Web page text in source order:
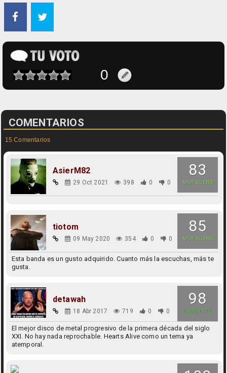
COMENTARIOS
15 Comentarios
83
MUY BUENO
AsierM82
29 Oct 2021 398 0 0
85
MUY BUENO
tiotom
09 May 2020 354 0 0
Esta banda es un gusto adquirido. Cuanto más la escuchas, más te
gusta.
98
EXCELENTE
detawah
18 Abr 2017 719 0 0
El mejor disco de metal progresivo de la primera década del siglo
XXI. No hay nada reprochable. Hearts Alive como un tema ya
atemporal.